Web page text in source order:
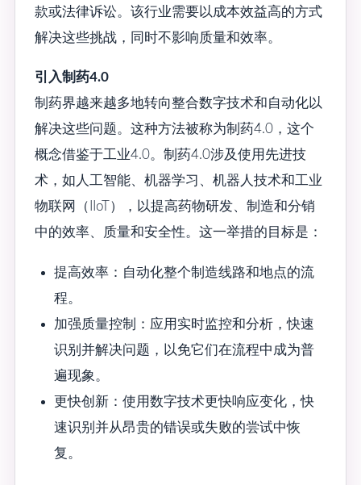
款或法律诉讼。该行业需要以成本效益高的方式
解决这些挑战，同时不影响质量和效率。
引入制药4.0
制药界越来越多地转向整合数字技术和自动化以
解决这些问题。这种方法被称为制药4.0，这个
概念借鉴于工业4.0。制药4.0涉及使用先进技
术，如人工智能、机器学习、机器人技术和工业
物联网（IIoT），以提高药物研发、制造和分销
中的效率、质量和安全性。这一举措的目标是：
提高效率：自动化整个制造线路和地点的流
程。
加强质量控制：应用实时监控和分析，快速
识别并解决问题，以免它们在流程中成为普
遍现象。
更快创新：使用数字技术更快响应变化，快
速识别并从昂贵的错误或失败的尝试中恢
复。